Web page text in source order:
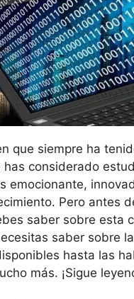
que siempre ha
has considerado
emocionante,
Pero antes
saber sobre esta
saber sobre
hasta las
más. ¡Sigue